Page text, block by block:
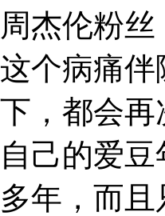
周杰伦粉
这个病痛
下，都会再
自己的爱
多年，而